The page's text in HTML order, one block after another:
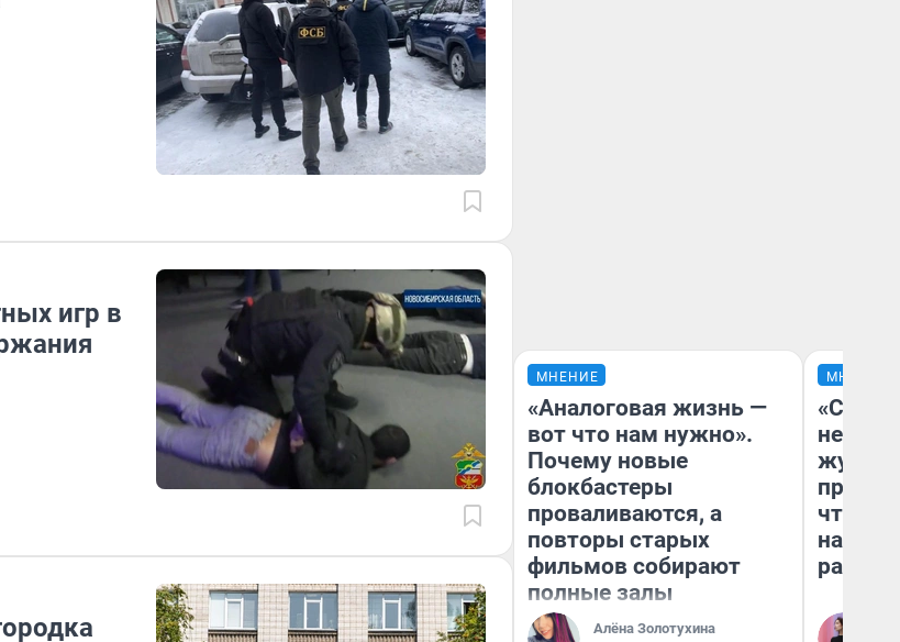
игр в
МНЕНИЕ
«Аналоговая жизнь —
вот что нам нужно».
Почему новые
блокбастеры
проваливаются, а
повторы старых
фильмов собирают
полные залы
Алёна Золотухина
МНЕНИЕ
чтобы
на что
ради